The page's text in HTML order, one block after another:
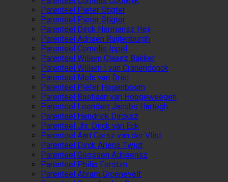
Parenteel Pieter Stigter
Parenteel Pieter Stigter
Parenteel Dirck Hermensz Heij
Parenteel Adriaen Ruijtenburgh
Parenteel Cornelis Ippel
Parenteel Willem Claasz Bakker
Parenteel Willem I van Cranendonck
Parenteel Mels van Driel
Parenteel Pieter Hogenboom
Parenteel Bastiaan van Hoogeweegen
Parenteel Leendert Jacobs Hartogh
Parenteel Hendrick Dircksz
Parenteel Jhr. Dirck van Eck
Parenteel Aart Corsz van der Vlist
Parenteel Dirck Ariens Twigt
Parenteel Goossen Adriaensz
Parenteel Philip Eerstzn
Parenteel Abram Groenevelt